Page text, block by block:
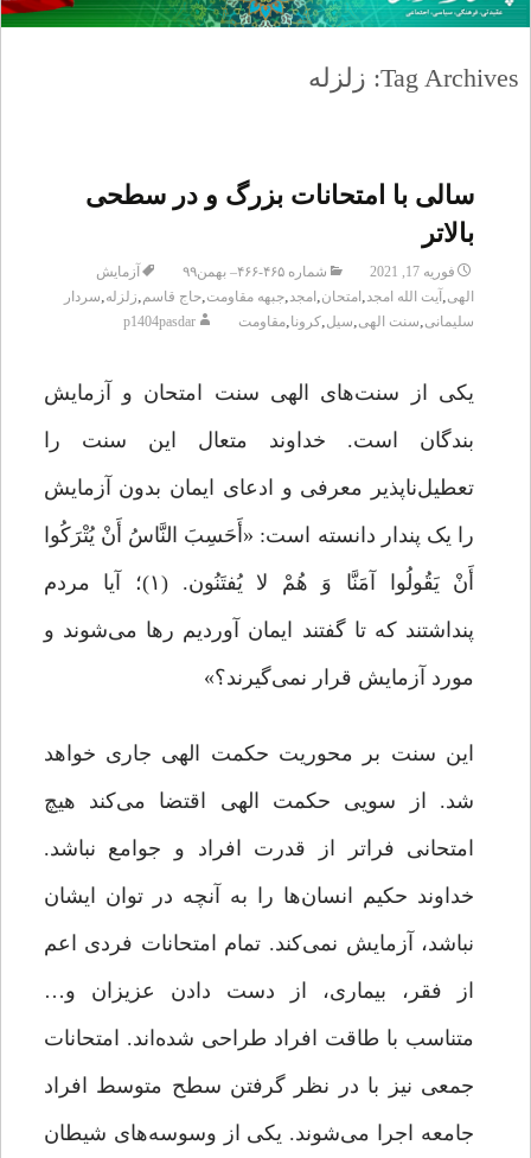
Tag Archives: زلزله
سالی با امتحانات بزرگ و در سطحی
بالاتر
فوریه 17, 2021 شماره ۴۶۵-۴۶۶– بهمن۹۹
آزمایش
الهی, آیت الله امجد, امتحان, امجد,جبهه مقاومت,حاج قاسم,زلزله,سردار
سلیمانی,سنت الهی,سیل,کرونا,مقاومت p1404pasdar
یکی از سنت‌های الهی سنت امتحان و آزمایش
بندگان است. خداوند متعال این سنت را
تعطیل‌ناپذیر معرفی و ادعای ایمان بدون آزمایش
را یک پندار دانسته است: «أَحَسِبَ النَّاسُ أَنْ یُتْرَکُوا
أَنْ یَقُولُوا آمَنَّا وَ هُمْ لا یُفتَنُون. ‏(۱)؛ آیا مردم
پنداشتند که تا گفتند ایمان آوردیم رها مى‌‏شوند و
مورد آزمایش قرار نمى‏‌گیرند؟»
این سنت بر محوریت حکمت الهی جاری خواهد
شد. از سویی حکمت الهی اقتضا می‌کند هیچ
امتحانی فراتر از قدرت افراد و جوامع نباشد.
خداوند حکیم انسان‌ها را به آنچه در توان ایشان
نباشد، آزمایش نمی‌کند. تمام امتحانات فردی اعم
از فقر، بیماری، از دست دادن عزیزان و…
متناسب با طاقت افراد طراحی شده‌اند. امتحانات
جمعی نیز با در نظر گرفتن سطح متوسط افراد
جامعه اجرا می‌شوند. یکی از وسوسه‌های شیطان